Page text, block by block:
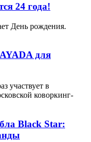
24 года!
День рождения.
для
участвует в
коворкинг-
Black Star: